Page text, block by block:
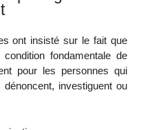
ont insisté sur le fait que
condition fondamentale de
pour les personnes qui
investiguent ou